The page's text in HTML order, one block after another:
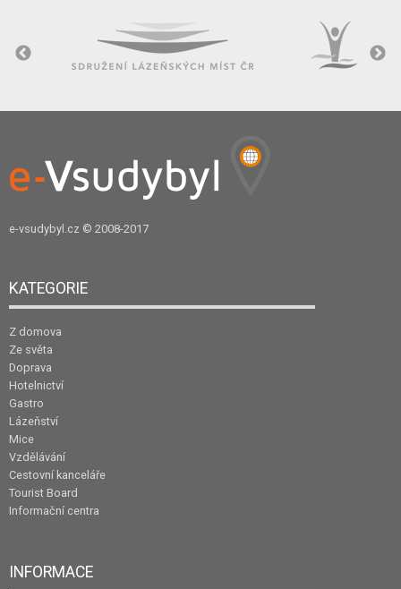
e-vsudybyl.cz © 2008-2017
KATEGORIE
Z domova
Ze světa
Doprava
Hotelnictví
Gastro
Lázeňství
Mice
Vzdělávání
Cestovní kanceláře
Tourist Board
Informační centra
INFORMACE